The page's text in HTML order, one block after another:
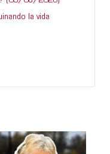
la vida